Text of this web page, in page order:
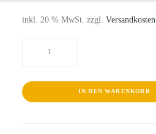
inkl. 20 % MwSt. zzgl. Versandkosten
IN DEN WARENKORB